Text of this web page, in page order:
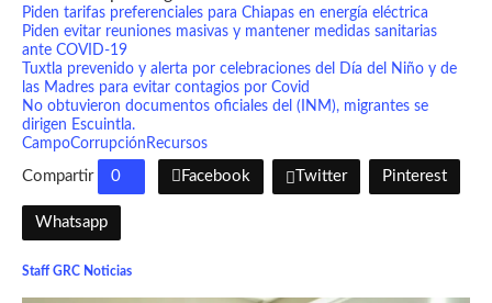
Piden tarifas preferenciales para Chiapas en energía eléctrica
Piden evitar reuniones masivas y mantener medidas sanitarias
ante COVID-19
Tuxtla prevenido y alerta por celebraciones del Día del Niño y de
las Madres para evitar contagios por Covid
No obtuvieron documentos oficiales del (INM), migrantes se
dirigen Escuintla.
CampoCorrupción Recursos
Compartir 0 Facebook Twitter Pinterest
Whatsapp
Staff GRC Noticias